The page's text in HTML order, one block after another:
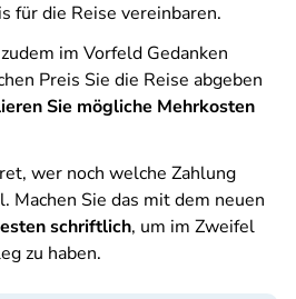
für die Reise vereinbaren.
im Vorfeld Gedanken
Preis Sie die Reise abgeben
Sie mögliche Mehrkosten
wer noch welche Zahlung
Machen Sie das mit dem neuen
schriftlich, um im Zweifel
zu haben.